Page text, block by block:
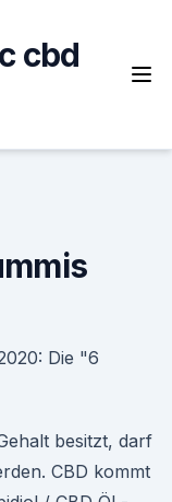
cbd
Die "6
besitzt, darf
CBD kommt